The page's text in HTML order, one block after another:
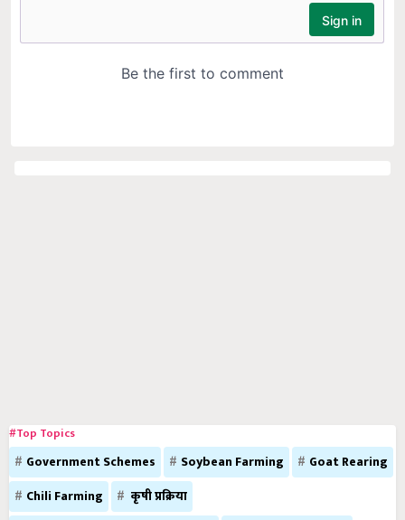
#Top Topics
Government Schemes Soybean Farming
Goat Rearing
Chili Farming
कृषी प्रक्रिया